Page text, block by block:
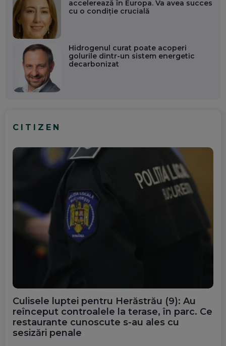
accelerează în Europa. Va avea succes
cu o condiție crucială
Hidrogenul curat poate acoperi
golurile dintr-un sistem energetic
decarbonizat
CITIZEN
Culisele luptei pentru Herăstrău (9): Au
reînceput controalele la terase, în parc. Ce
restaurante cunoscute s-au ales cu
sesizări penale